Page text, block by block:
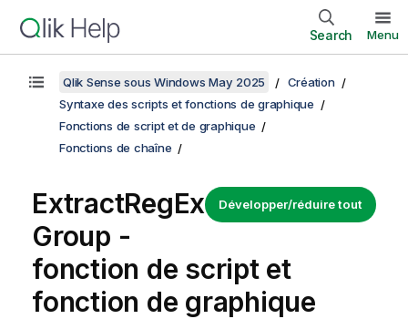
Search Menu
Qlik Sense sous Windows May 2025
Création
Syntaxe des scripts et fonctions de graphique
Fonctions de script et de graphique
Fonctions de chaîne
Développer/réduire tout
ExtractRegEx
Group -
fonction de script et
fonction de graphique